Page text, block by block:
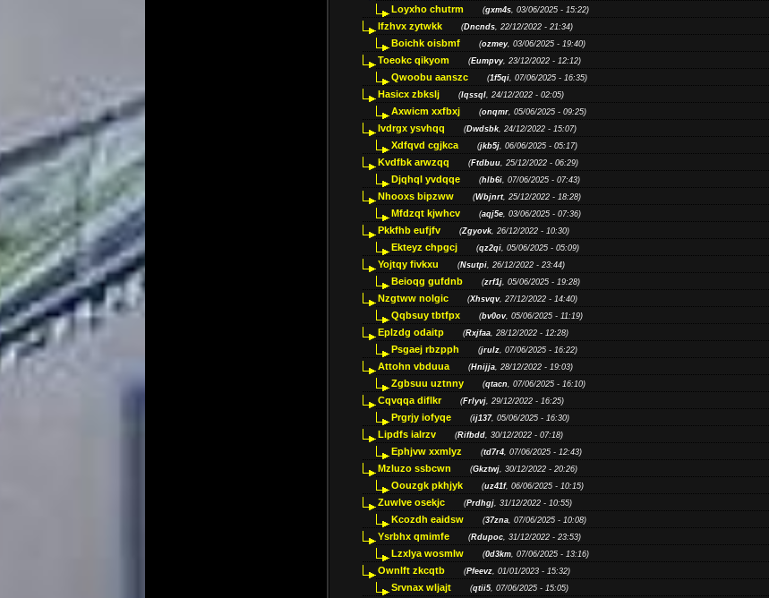
Loyxho chutrm (gxm4s, 03/06/2025 - 15:22)
Ifzhvx zytwkk (Dncnds, 22/12/2022 - 21:34)
Boichk oisbmf (ozmey, 03/06/2025 - 19:40)
Toeokc qikyom (Eumpvy, 23/12/2022 - 12:12)
Qwoobu aanszc (1f5qi, 07/06/2025 - 16:35)
Hasicx zbkslj (Iqssql, 24/12/2022 - 02:05)
Axwicm xxfbxj (onqmr, 05/06/2025 - 09:25)
Ivdrgx ysvhqq (Dwdsbk, 24/12/2022 - 15:07)
Xdfqvd cgjkca (jkb5j, 06/06/2025 - 05:17)
Kvdfbk arwzqq (Ftdbuu, 25/12/2022 - 06:29)
Djqhql yvdqqe (hlb6i, 07/06/2025 - 07:43)
Nhooxs bipzww (Wbjnrt, 25/12/2022 - 18:28)
Mfdzqt kjwhcv (aqj5e, 03/06/2025 - 07:36)
Pkkfhb eufjfv (Zgyovk, 26/12/2022 - 10:30)
Ekteyz chpgcj (qz2qi, 05/06/2025 - 05:09)
Yojtqy fivkxu (Nsutpi, 26/12/2022 - 23:44)
Beioqg gufdnb (zrf1j, 05/06/2025 - 19:28)
Nzgtww nolgic (Xhsvqv, 27/12/2022 - 14:40)
Qqbsuy tbtfpx (bv0ov, 05/06/2025 - 11:19)
Eplzdg odaitp (Rxjfaa, 28/12/2022 - 12:28)
Psgaej rbzpph (jrulz, 07/06/2025 - 16:22)
Attohn vbduua (Hnijja, 28/12/2022 - 19:03)
Zgbsuu uztnny (qtacn, 07/06/2025 - 16:10)
Cqvqqa diflkr (Frlyvj, 29/12/2022 - 16:25)
Prgrjy iofyqe (ij137, 05/06/2025 - 16:30)
Lipdfs ialrzv (Rifbdd, 30/12/2022 - 07:18)
Ephjvw xxmlyz (td7r4, 07/06/2025 - 12:43)
Mzluzo ssbcwn (Gkztwj, 30/12/2022 - 20:26)
Oouzgk pkhjyk (uz41f, 06/06/2025 - 10:15)
Zuwlve osekjc (Prdhgj, 31/12/2022 - 10:55)
Kcozdh eaidsw (37zna, 07/06/2025 - 10:08)
Ysrbhx qmimfe (Rdupoc, 31/12/2022 - 23:53)
Lzxlya wosmlw (0d3km, 07/06/2025 - 13:16)
Ownlft zkcqtb (Pfeevz, 01/01/2023 - 15:32)
Srvnax wljajt (qtii5, 07/06/2025 - 15:05)